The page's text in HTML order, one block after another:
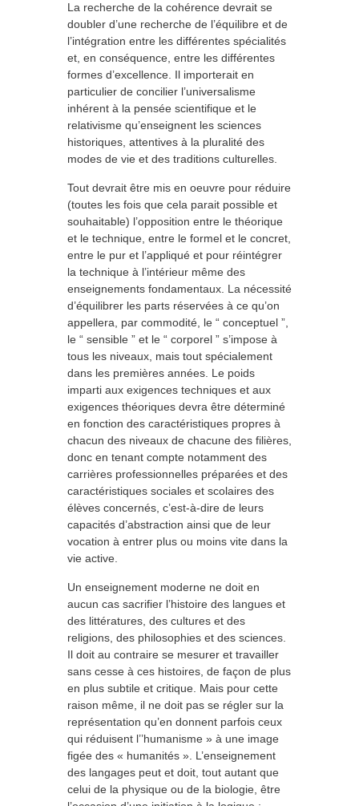
La recherche de la cohérence devrait se
doubler d’une recherche de l’équilibre et de
l’intégration entre les différentes spécialités
et, en conséquence, entre les différentes
formes d’excellence. Il importerait en
particulier de concilier l’universalisme
inhérent à la pensée scientifique et le
relativisme qu’enseignent les sciences
historiques, attentives à la pluralité des
modes de vie et des traditions culturelles.
Tout devrait être mis en oeuvre pour réduire
(toutes les fois que cela parait possible et
souhaitable) l’opposition entre le théorique
et le technique, entre le formel et le concret,
entre le pur et l’appliqué et pour réintégrer
la technique à l’intérieur même des
enseignements fondamentaux. La nécessité
d’équilibrer les parts réservées à ce qu’on
appellera, par commodité, le “ conceptuel ”,
le “ sensible ” et le “ corporel ” s’impose à
tous les niveaux, mais tout spécialement
dans les premières années. Le poids
imparti aux exigences techniques et aux
exigences théoriques devra être déterminé
en fonction des caractéristiques propres à
chacun des niveaux de chacune des filières,
donc en tenant compte notamment des
carrières professionnelles préparées et des
caractéristiques sociales et scolaires des
élèves concernés, c’est-à-dire de leurs
capacités d’abstraction ainsi que de leur
vocation à entrer plus ou moins vite dans la
vie active.
Un enseignement moderne ne doit en
aucun cas sacrifier l’histoire des langues et
des littératures, des cultures et des
religions, des philosophies et des sciences.
Il doit au contraire se mesurer et travailler
sans cesse à ces histoires, de façon de plus
en plus subtile et critique. Mais pour cette
raison même, il ne doit pas se régler sur la
représentation qu’en donnent parfois ceux
qui réduisent l’’humanisme » à une image
figée des « humanités ». L’enseignement
des langages peut et doit, tout autant que
celui de la physique ou de la biologie, être